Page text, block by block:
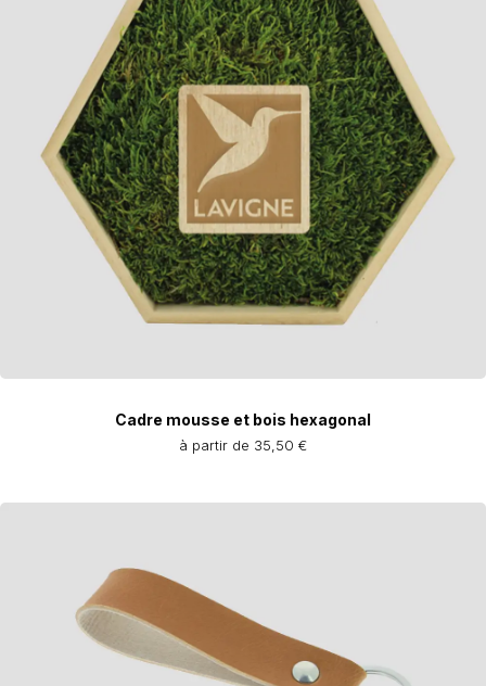
Cadre mousse et bois hexagonal
à partir de 35,50 €